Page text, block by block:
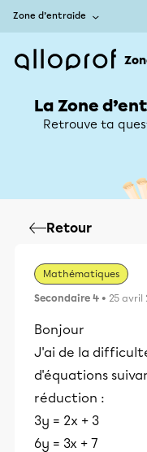
Zone d’entraide
La Zone
Retrouve ta
Retour
Mathématiques
Secondaire 4 • 25 avril
Bonjour
J'ai de la
d'équations
réduction :
3y = 2x + 3
6y = 3x + 7